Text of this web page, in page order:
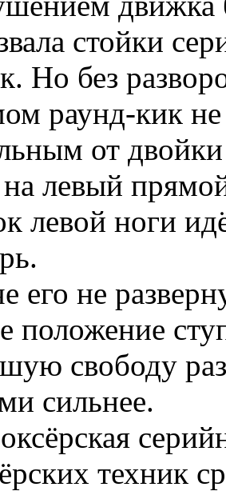
стойки
Но без
раунд-кик
от
левый
левой ноги
его не
положение
свободу
сильнее.
техник